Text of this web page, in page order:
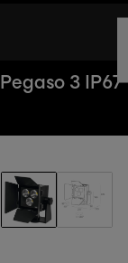
Pegaso 3 IP67